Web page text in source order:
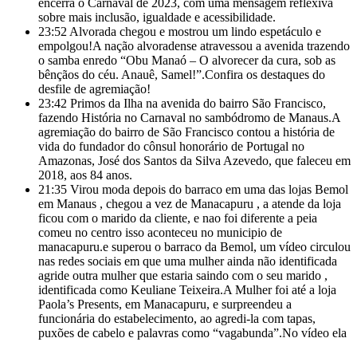
encerra o Carnaval de 2023, com uma mensagem reflexiva
sobre mais inclusão, igualdade e acessibilidade.
23:52 Alvorada chegou e mostrou um lindo espetáculo e
empolgou!A nação alvoradense atravessou a avenida trazendo
o samba enredo “Obu Manaó – O alvorecer da cura, sob as
bênçãos do céu. Anauê, Samel!”.Confira os destaques do
desfile de agremiação!
23:42 Primos da Ilha na avenida do bairro São Francisco,
fazendo História no Carnaval no sambódromo de Manaus.A
agremiação do bairro de São Francisco contou a história de
vida do fundador do cônsul honorário de Portugal no
Amazonas, José dos Santos da Silva Azevedo, que faleceu em
2018, aos 84 anos.
21:35 Virou moda depois do barraco em uma das lojas Bemol
em Manaus , chegou a vez de Manacapuru , a atende da loja
ficou com o marido da cliente, e nao foi diferente a peia
comeu no centro isso aconteceu no municipio de
manacapuru.e superou o barraco da Bemol, um vídeo circulou
nas redes sociais em que uma mulher ainda não identificada
agride outra mulher que estaria saindo com o seu marido ,
identificada como Keuliane Teixeira.A Mulher foi até a loja
Paola’s Presents, em Manacapuru, e surpreendeu a
funcionária do estabelecimento, ao agredi-la com tapas,
puxões de cabelo e palavras como “vagabunda”.No vídeo ela